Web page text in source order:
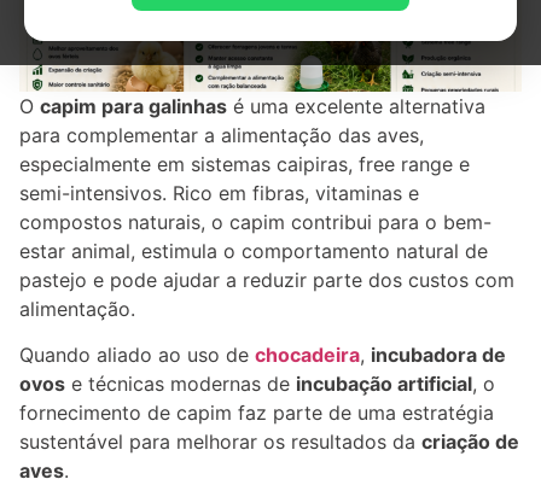
O capim para galinhas é uma excelente alternativa
para complementar a alimentação das aves,
especialmente em sistemas caipiras, free range e
semi-intensivos. Rico em fibras, vitaminas e
compostos naturais, o capim contribui para o bem-
estar animal, estimula o comportamento natural de
pastejo e pode ajudar a reduzir parte dos custos com
alimentação.
Quando aliado ao uso de chocadeira, incubadora de
ovos e técnicas modernas de incubação artificial, o
fornecimento de capim faz parte de uma estratégia
sustentável para melhorar os resultados da criação de
aves.